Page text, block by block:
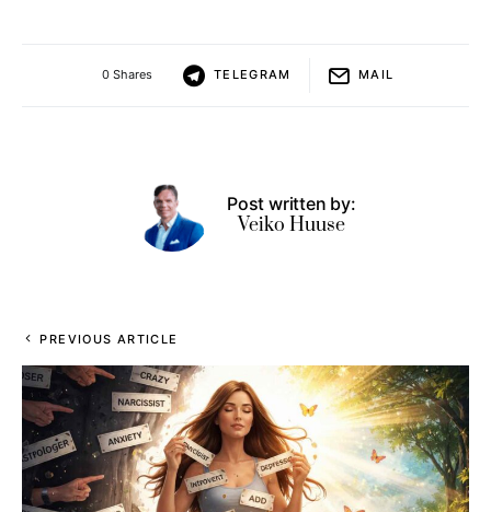
0 Shares TELEGRAM MAIL
Post written by:
Veiko Huuse
PREVIOUS ARTICLE